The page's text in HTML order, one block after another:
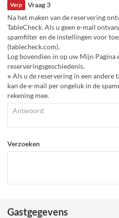
Vraag 3
Verp
Na het maken van de reservering
TableCheck. Als u geen e-mail
spamfilter en de instellingen voor
(tablecheck.com).
Log bovendien in op uw Mijn
reserveringsgeschiedenis.
※ Als u de reservering in een andere
kan de e-mail per ongeluk in de
rekening mee.
Verzoeken
Gastgegevens